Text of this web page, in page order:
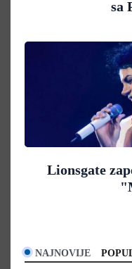
sa
Lionsgate
NAJNOVIJE